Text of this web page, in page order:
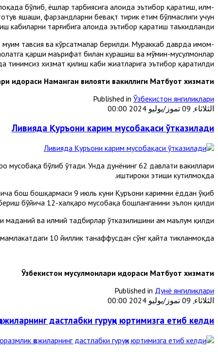
бўлиб, ёшлар тарбиясига алоҳида эътибор қаратиш, илм-
яшаши, фарзандларни бевақт тирик етим бўлмаслиги учун
тарғибига алоҳида эътибор қаратиш таъкидланди.
тавсия ва кўрсатмалар берилди. Мураккаб даврда имом-
қарши маърифат билан курашиш ва мўмин-мусулмонлар
тинимсиз хизмат қилиш каби жиҳатларига эътибор қаратилди.
идораси Наманган вилояти вакиллиги Матбуот хизмати
Published in Ўзбекистон янгиликлари
الثلاثاء, 09 تموز/يوليو 2024 00:00
Ливияда Қуръони карим мусобақаси ўтказилади
бўлиб ўтади. Унда дунёнинг 62 давлати вакиллари
иштироки этиши кутилмоқда.
бош бошқармаси 9 июль куни Қуръони каримни ёддан ўқиб
бўйича 12-халқаро мусобақа бошланганини эълон қилди.
ва илмий тадбирлар ўтказилишини ҳам маълум қилди.
10 йиллик танаффусдан сўнг қайта тикланмоқда.
Ўзбекистон мусулмонлари идораси Матбуот хизмати
Published in Дунё янгиликлари
الثلاثاء, 09 تموز/يوليو 2024 00:00
дастлабки гуруҳи юртимизга етиб келди